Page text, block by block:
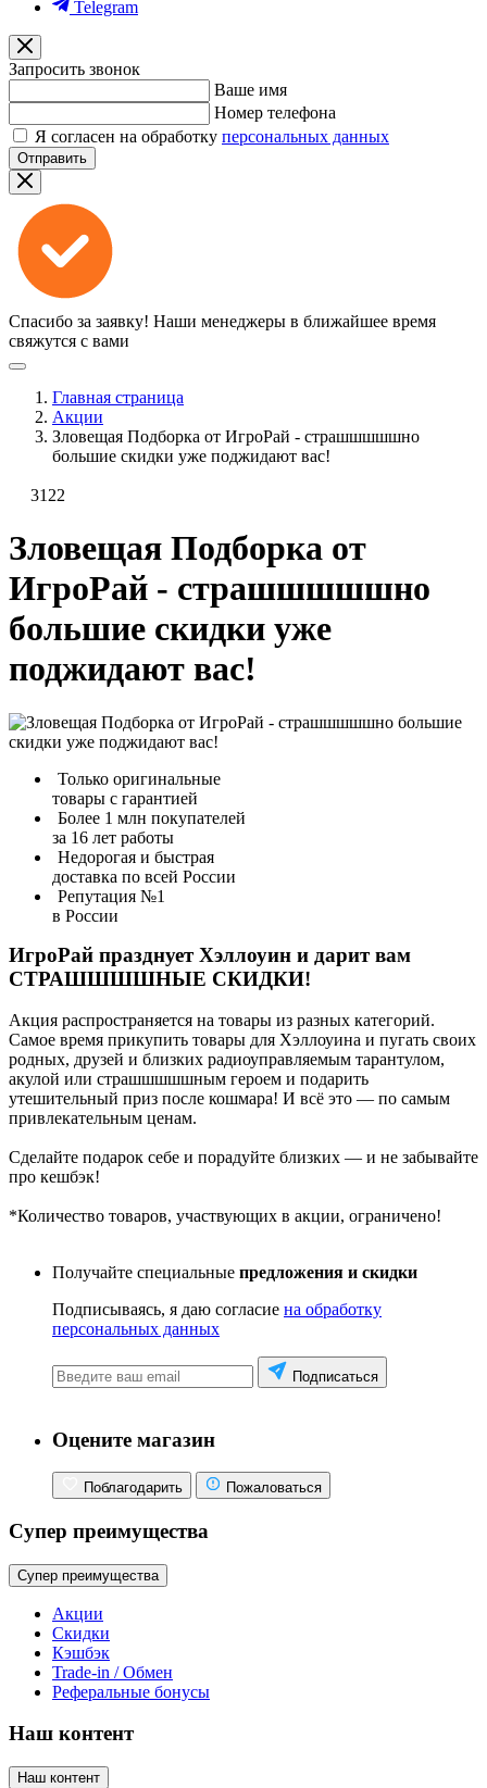
Telegram
Запросить звонок
Ваше имя
Номер телефона
Я согласен на обработку персональных данных
Отправить
Спасибо за заявку! Наши менеджеры в ближайшее время
свяжутся с вами
Главная страница
Акции
Зловещая Подборка от ИгроРай - страшшшшшно
большие скидки уже поджидают вас!
3122
Зловещая Подборка от
ИгроРай - страшшшшшно
большие скидки уже
поджидают вас!
Только оригинальные
товары с гарантией
Более 1 млн покупателей
за 16 лет работы
Недорогая и быстрая
доставка по всей России
Репутация №1
в России
ИгроРай празднует Хэллоуин и дарит вам
СТРАШШШШНЫЕ СКИДКИ!
Акция распространяется на товары из разных категорий.
Самое время прикупить товары для Хэллоуина и пугать своих
родных, друзей и близких радиоуправляемым тарантулом,
акулой или страшшшшшным героем и подарить
утешительный приз после кошмара! И всё это — по самым
привлекательным ценам.
Сделайте подарок себе и порадуйте близких — и не забывайте
про кешбэк!
*Количество товаров, участвующих в акции, ограничено!
Получайте специальные предложения и скидки
Подписываясь, я даю согласие на обработку
персональных данных
Подписаться
Оцените магазин
Поблагодарить Пожаловаться
Супер преимущества
Супер преимущества
Акции
Скидки
Кэшбэк
Trade-in / Обмен
Реферальные бонусы
Наш контент
Наш контент